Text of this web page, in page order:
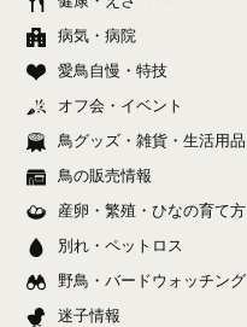
病気・病院
愛鳥自慢・特技
オフ会・イベント
鳥グッズ・雑貨・生活用品
鳥の販売情報
産卵・繁殖・ひなの育て方
別れ・ペットロス
野鳥・バードウォッチング
迷子情報